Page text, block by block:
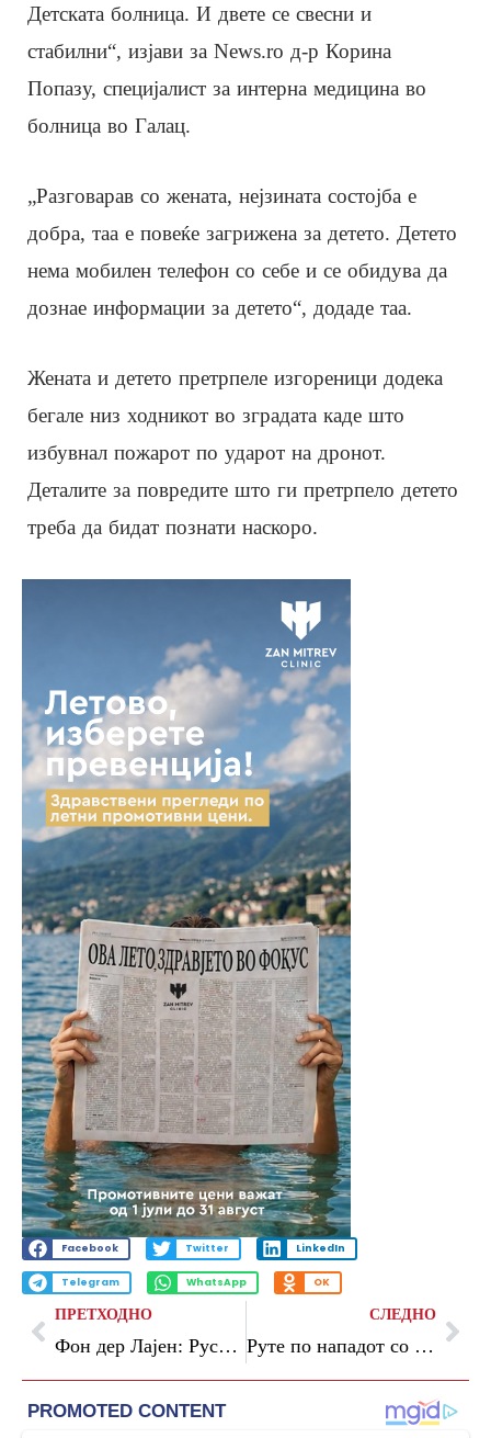
Детската болница. И двете се свесни и
стабилни“, изјави за News.ro д-р Корина
Попазу, специјалист за интерна медицина во
болница во Галац.
„Разговарав со жената, нејзината состојба е
добра, таа е повеќе загрижена за детето. Детето
нема мобилен телефон со себе и се обидува да
дознае информации за детето“, додаде таа.
Жената и детето претрпеле изгореници додека
бегале низ ходникот во зградата каде што
избувнал пожарот по ударот на дронот.
Деталите за повредите што ги претрпело детето
треба да бидат познати наскоро.
Facebook Twitter LinkedIn
Telegram WhatsApp OK
ПРЕТХОДНО
Фон дер Лајен: Руската агресивна војна премина уште една црвена линија
СЛЕДНО
Руте по нападот со беспилотно летало во Романија: НАТО е подготвен да ја брани секоја педа од територијата